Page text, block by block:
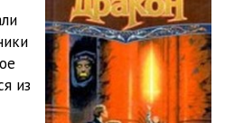
19:02
49:07
26:55
из